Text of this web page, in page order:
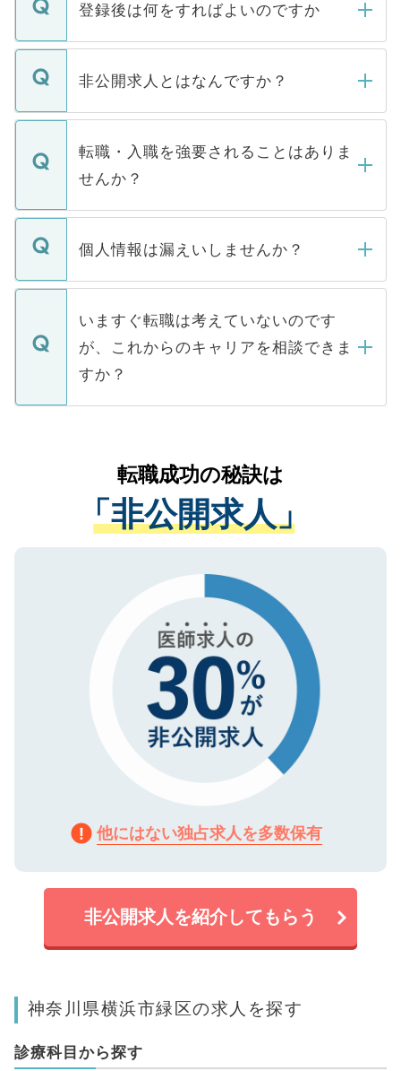
登録後は何をすればよいのですか
ご登録いただきましたら、弊社担当者がご
登録内容を確認し、その後メールもしくは
ます。通常、5営業日以内にはご連絡をせて
いただきますので、しばらくお待ちくださ
非公開求人とはなんですか？
マイナビDOCTORで取り扱っている求人の
うち約3割は、Webサイトからご覧いただ
けない「非公開求人」です。非公開求人は
下記の理由によって、一般には公開してい
ません。
■応募殺到を避けるため 人気のある医療機
関を公にしてしまうと、応募が殺到する場
に、医療機関が求める条件に合った人材の
みを人材紹介会社に依頼するケースが増え
ています。
転職・入職を強要されることはありま
せんか？
転職・入職を強要することは一切ありませ
ん。また、仮に応募先から内定をいただい
定を承諾する必要はありません。内定先へ
の辞退の連絡はキャリアパートナーが行い
個人情報は漏えいしませんか？
個人情報が漏えいすることはありませんの
で、ご安心ください。当サイトからの登録
などで収集したご登録者様の個人情報は、
ご本人のキャリアアップおよび転職活動の
支援を目的に使用いたします。お預かりし
ているすべての個人データはご本人の許可
は、個人情報の取り扱いについての厳密な
管理基準を満たした事業者のみに付与され
る、プライバシーマークを取得済みです。
で、機密保持に関してもご安心ください。
いますぐ転職は考えていないのです
が、これからのキャリアを相談できま
すか？
かがいして、現在の医療機関の状況や紹介
経験をまじえながら、適切なアドバイスを
させていただきます。すぐにご転職をされ
ない方には、長期的なサポートが可能です
ので、まずはご登録ください。
転職成功の秘訣は
「非公開求人」
他にはない独占求人を多数保有
非公開求人を紹介してもらう
神奈川県横浜市緑区の求人を探す
診療科目から探す